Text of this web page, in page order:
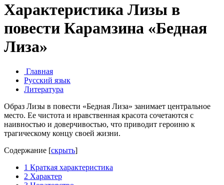
Характеристика Лизы в
повести Карамзина «Бедная
Лиза»
Главная
Русский язык
Литература
Образ Лизы в повести «Бедная Лиза» занимает центральное
место. Ее чистота и нравственная красота сочетаются с
наивностью и доверчивостью, что приводит героиню к
трагическому концу своей жизни.
Содержание [скрыть]
1 Краткая характеристика
2 Характер